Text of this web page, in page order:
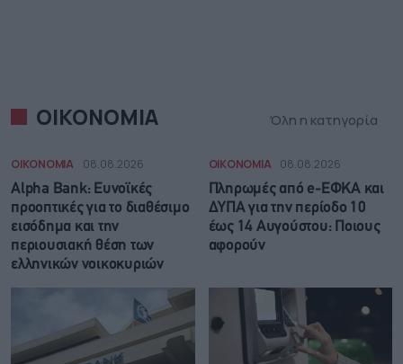
ΟΙΚΟΝΟΜΙΑ Όλη η κατηγορία
ΟΙΚΟΝΟΜΙΑ 08.08.2026
Alpha Bank: Ευνοϊκές
προοπτικές για το διαθέσιμο
εισόδημα και την
περιουσιακή θέση των
ελληνικών νοικοκυριών
ΟΙΚΟΝΟΜΙΑ 08.08.2026
Πληρωμές από e-ΕΦΚΑ και
ΔΥΠΑ για την περίοδο 10
έως 14 Αυγούστου: Ποιους
αφορούν